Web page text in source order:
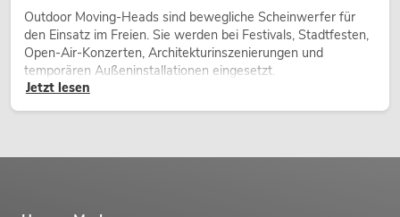
Outdoor Moving-Heads sind bewegliche Scheinwerfer für
den Einsatz im Freien. Sie werden bei Festivals, Stadtfesten,
Open-Air-Konzerten, Architekturinszenierungen und
temporären Außeninstallationen eingesetzt.
Jetzt lesen